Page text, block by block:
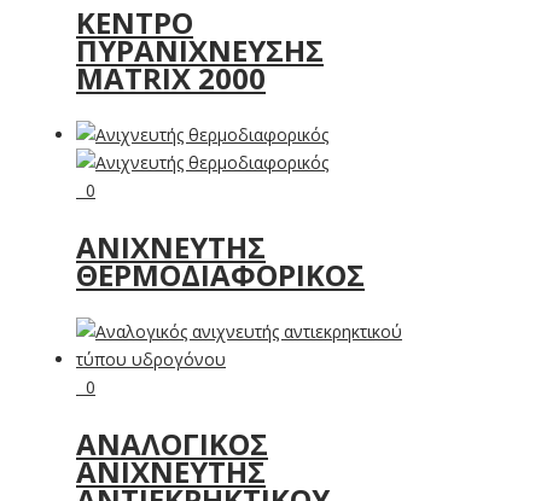
ΚΈΝΤΡΟ
ΠΥΡΑΝΊΧΝΕΥΣΗΣ
MATRIX 2000
0
ΑΝΙΧΝΕΥΤΉΣ
ΘΕΡΜΟΔΙΑΦΟΡΙΚΌΣ
0
ΑΝΑΛΟΓΙΚΌΣ
ΑΝΙΧΝΕΥΤΉΣ